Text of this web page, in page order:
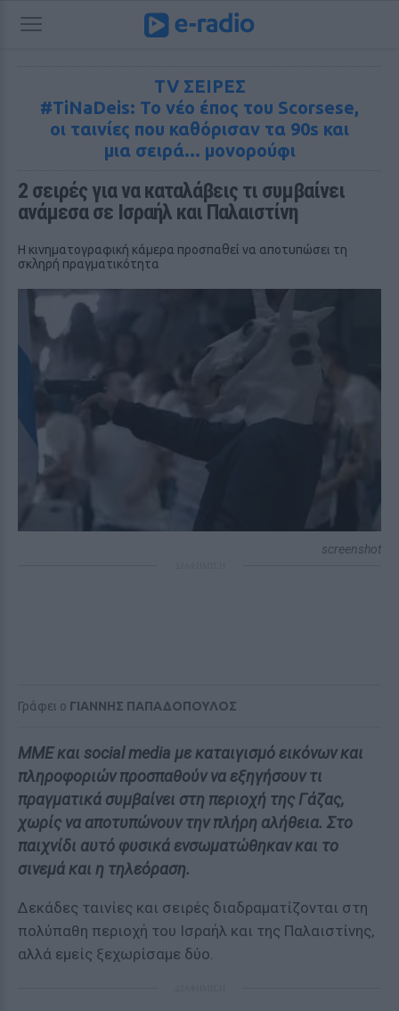
TV ΣΕΙΡΕΣ
#TiNaDeis: Το νέο έπος του Scorsese,
οι ταινίες που καθόρισαν τα 90s και
μια σειρά... μονορούφι
2 σειρές για να καταλάβεις τι συμβαίνει
ανάμεσα σε Ισραήλ και Παλαιστίνη
Η κινηματογραφική κάμερα προσπαθεί να αποτυπώσει τη
σκληρή πραγματικότητα
screenshot
Γράφει ο ΓΙΑΝΝΗΣ ΠΑΠΑΔΟΠΟΥΛΟΣ
ΜΜΕ και social media με καταιγισμό εικόνων και
πληροφοριών προσπαθούν να εξηγήσουν τι
πραγματικά συμβαίνει στη περιοχή της Γάζας,
χωρίς να αποτυπώνουν την πλήρη αλήθεια. Στο
παιχνίδι αυτό φυσικά ενσωματώθηκαν και το
σινεμά και η τηλεόραση.
Δεκάδες ταινίες και σειρές διαδραματίζονται στη
πολύπαθη περιοχή του Ισραήλ και της Παλαιστίνης,
αλλά εμείς ξεχωρίσαμε δύο.